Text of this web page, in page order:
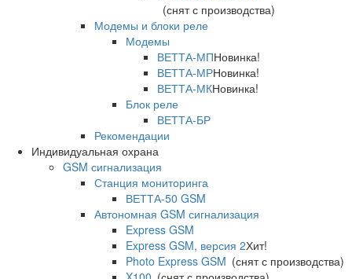
(снят с производства)
Модемы и блоки реле
Модемы
ВЕТТА-МПНовинка!
ВЕТТА-МРНовинка!
ВЕТТА-МКНовинка!
Блок реле
ВЕТТА-БР
Рекомендации
Индивидуальная охрана
GSM сигнализация
Станция мониторинга
ВЕТТА-50 GSM
Автономная GSM сигнализация
Express GSM
Express GSM, версия 2Хит!
Photo Express GSM (снят с производства)